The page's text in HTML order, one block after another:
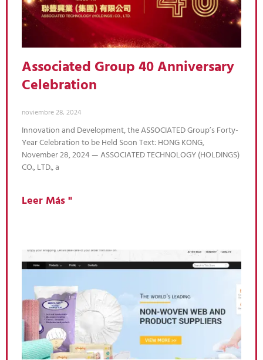
Associated Group 40 Anniversary
Celebration
noviembre 28, 2024
Innovation and Development, the ASSOCIATED Group’s Forty-
Year Celebration to be Held Soon Text: HONG KONG,
November 28, 2024 — ASSOCIATED TECHNOLOGY (HOLDINGS)
CO., LTD., a
Leer Más "